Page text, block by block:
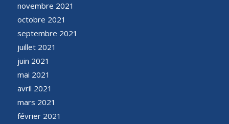
novembre 2021
octobre 2021
septembre 2021
juillet 2021
juin 2021
mai 2021
avril 2021
mars 2021
février 2021